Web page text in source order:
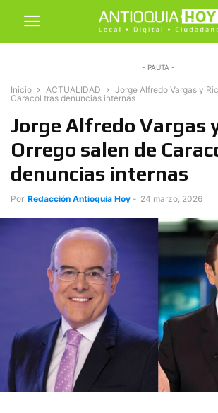
- PAUTA -
Inicio ACTUALIDAD
Jorge Alfredo Vargas y
Caracol tras denuncias internas
Jorge Alfredo Vargas
Orrego salen de
denuncias internas
Por Redacción Antioquia Hoy - 24 marzo, 2026